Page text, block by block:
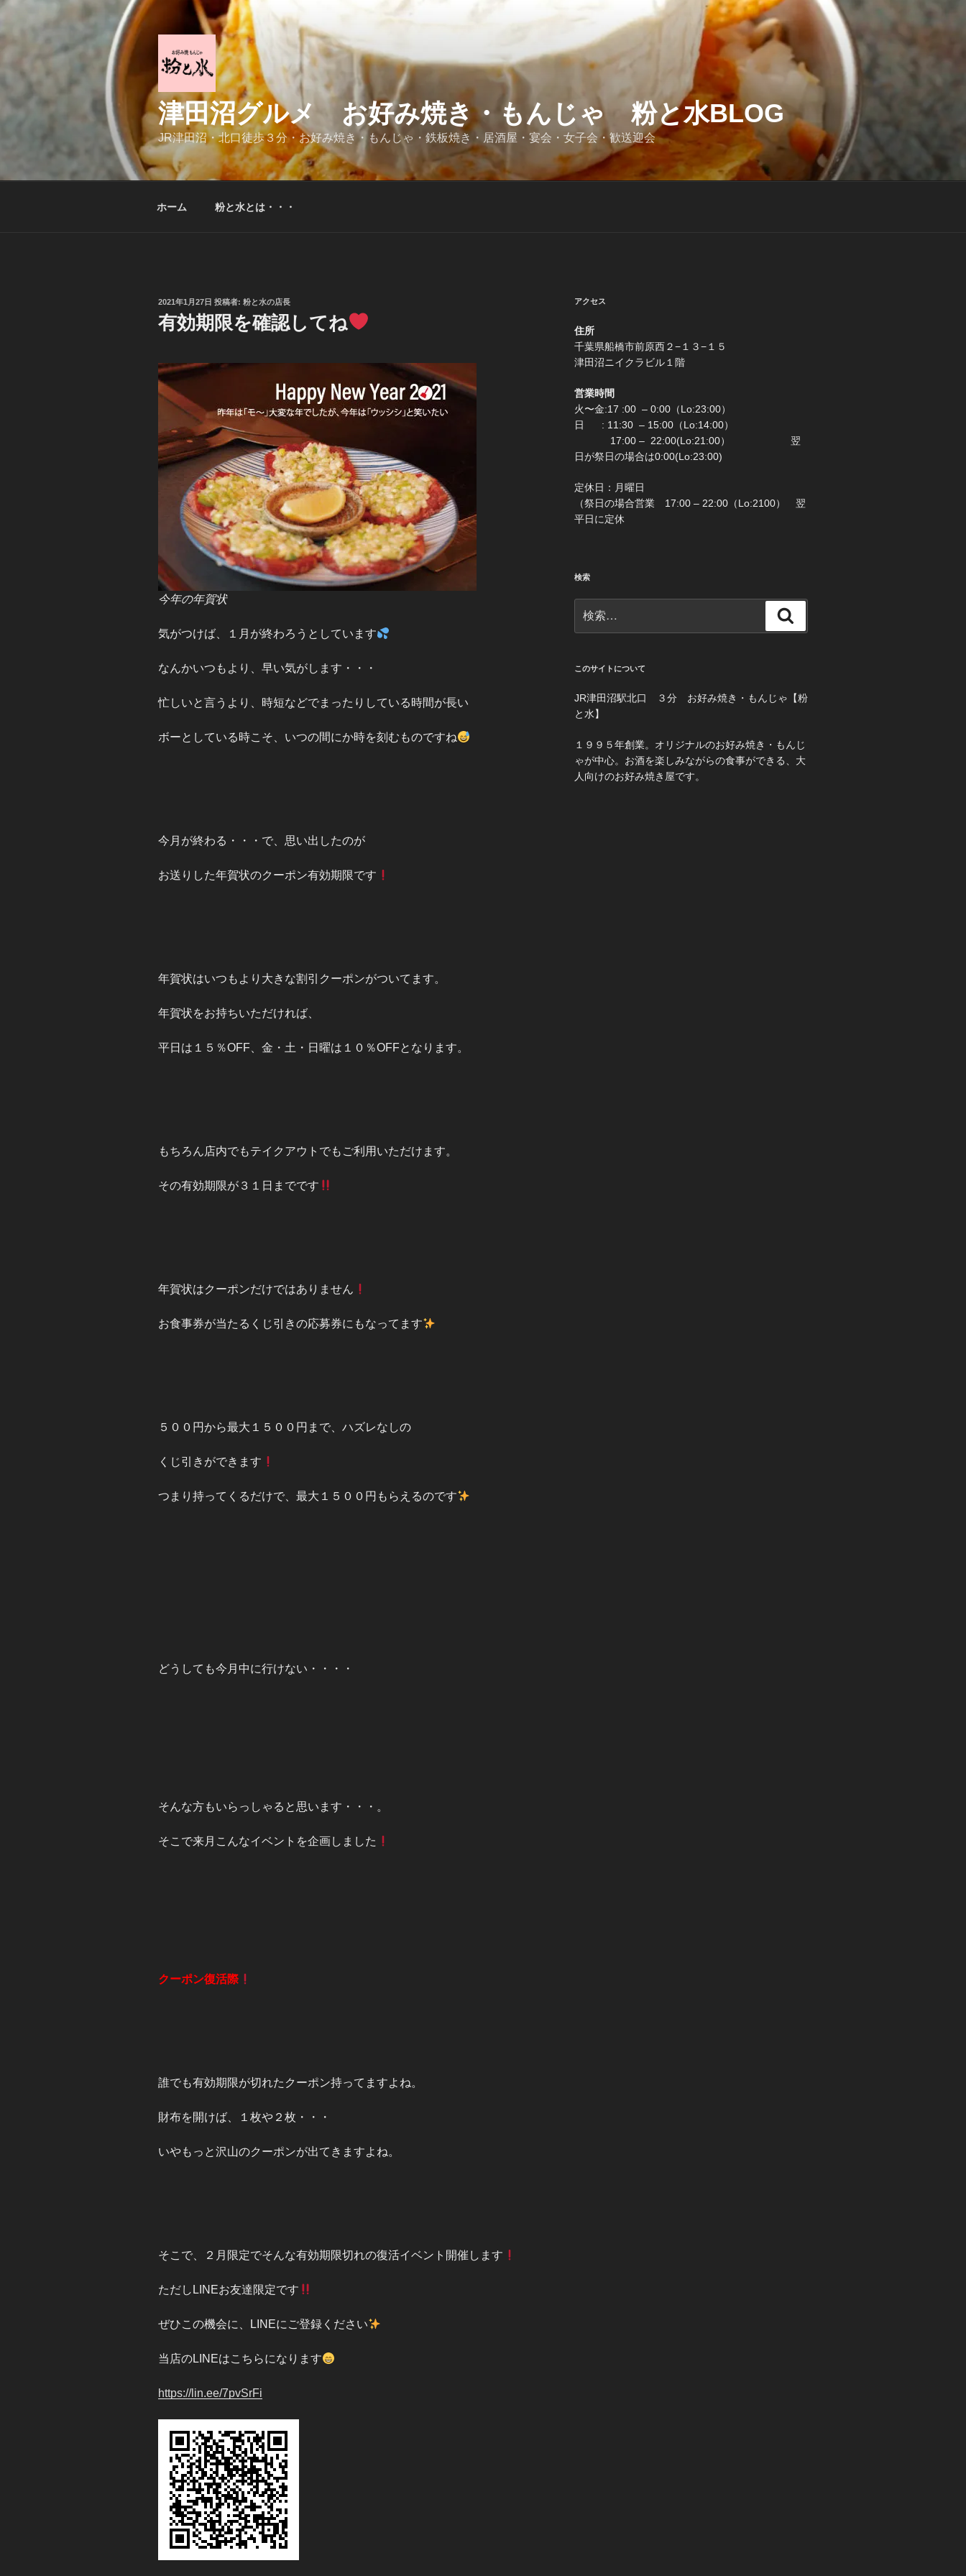
コ
津田沼グルメ お好み焼き・もんじゃ 粉と水BLOG
JR津田沼・北口徒歩３分・お好み焼き・もんじゃ・鉄板焼き・居酒屋・宴会・女子会・歓送迎会
ホーム 粉と水とは・・・
投
日:
2021年1月27日 投稿者: 粉と水の店長
有効期限を確認してね
今年の年賀状
気がつけば、１月が終わろうとしています
なんかいつもより、早い気がします・・・
忙しいと言うより、時短などでまったりしている時間が長い
ボーとしている時こそ、いつの間にか時を刻むものですね
今月が終わる・・・で、思い出したのが
お送りした年賀状のクーポン有効期限です
年賀状はいつもより大きな割引クーポンがついてます。
年賀状をお持ちいただければ、
平日は１５％OFF、金・土・日曜は１０％OFFとなります。
もちろん店内でもテイクアウトでもご利用いただけます。
その有効期限が３１日までです
年賀状はクーポンだけではありません
お食事券が当たるくじ引きの応募券にもなってます
５００円から最大１５００円まで、ハズレなしの
くじ引きができます
つまり持ってくるだけで、最大１５００円もらえるのです
どうしても今月中に行けない・・・・
そんな方もいらっしゃると思います・・・。
そこで来月こんなイベントを企画しました
クーポン復活際
誰でも有効期限が切れたクーポン持ってますよね。
財布を開けば、１枚や２枚・・・
いやもっと沢山のクーポンが出てきますよね。
そこで、２月限定でそんな有効期限切れの復活イベント開催します
ただしLINEお友達限定です
ぜひこの機会に、LINEにご登録ください
当店のLINEはこちらになります
https://lin.ee/7pvSrFi
アクセス
住所
千葉県船橋市前原西２−１３−１５
津田沼ニイクラビル１階
営業時間
火〜金:17 :00 – 0:00（Lo:23:00）
日 : 11:30 – 15:00（Lo:14:00）
17:00 – 22:00(Lo:21:00） 翌
日が祭日の場合は0:00(Lo:23:00)
定休日：月曜日
（祭日の場合営業 17:00 – 22:00（Lo:2100） 翌
平日に定休
検索
索:
索
このサイトについて
JR津田沼駅北口 ３分 お好み焼き・もんじゃ【粉
と水】
１９９５年創業。オリジナルのお好み焼き・もんじ
ゃが中心。お酒を楽しみながらの食事ができる、大
人向けのお好み焼き屋です。